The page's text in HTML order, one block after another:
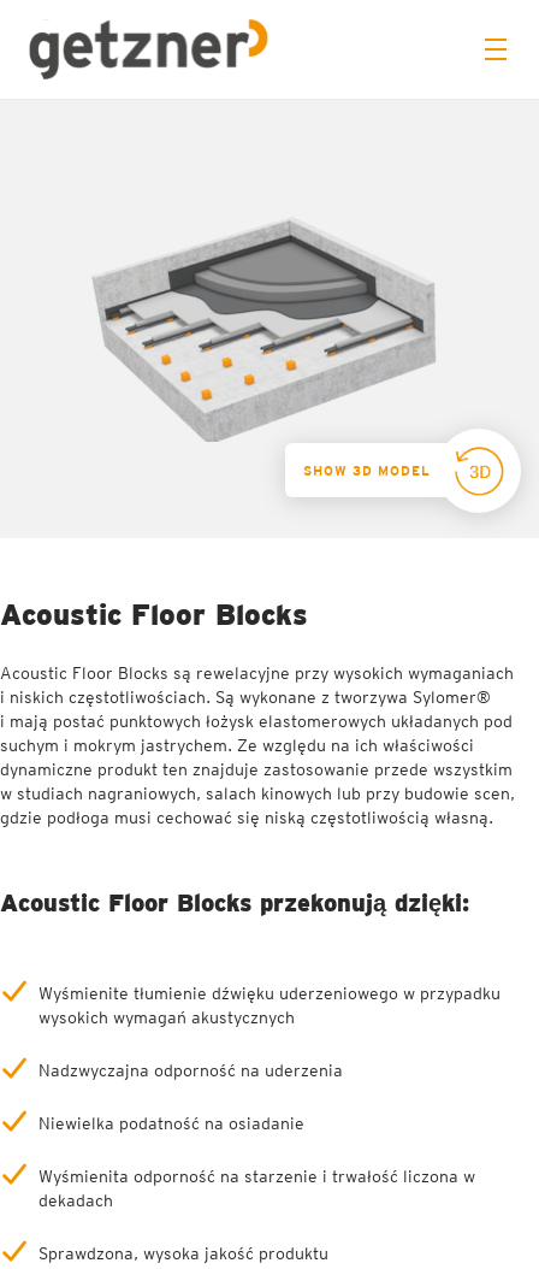
SHOW 3D MODEL
Acoustic Floor Blocks
Acoustic Floor Blocks są rewelacyjne przy wysokich wymaganiach
i niskich częstotliwościach. Są wykonane z tworzywa Sylomer®
i mają postać punktowych łożysk elastomerowych układanych pod
suchym i mokrym jastrychem. Ze względu na ich właściwości
dynamiczne produkt ten znajduje zastosowanie przede wszystkim
w studiach nagraniowych, salach kinowych lub przy budowie scen,
gdzie podłoga musi cechować się niską częstotliwością własną.
Acoustic Floor Blocks przekonują dzięki:
Wyśmienite tłumienie dźwięku uderzeniowego w przypadku
wysokich wymagań akustycznych
Nadzwyczajna odporność na uderzenia
Niewielka podatność na osiadanie
Wyśmienita odporność na starzenie i trwałość liczona w
dekadach
Sprawdzona, wysoka jakość produktu